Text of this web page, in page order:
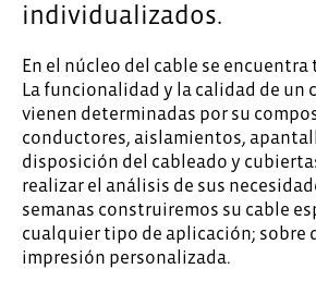
individualizados.
En el núcleo del cable se
La funcionalidad y la calidad de un
vienen determinadas por su
conductores, aislamientos,
disposición del cableado y
realizar el análisis de sus
semanas construiremos su cable
cualquier tipo de aplicación; sobre
impresión personalizada.